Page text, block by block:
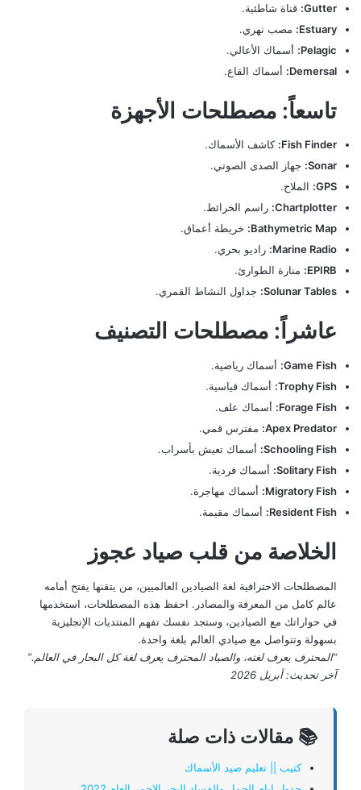
Gutter: قناة شاطئية.
Estuary:
مصب نهري.
Pelagic:
أسماك الأعالي.
Demersal:
أسماك القاع.
تاسعاً: مصطلحات الأجهزة
Fish Finder: كاشف الأسماك.
Sonar: جهاز الصدى الصوتي.
GPS: الملاح.
Chartplotter: راسم الخرائط.
Bathymetric Map:
خريطة أعماق.
Marine Radio: راديو بحري.
EPIRB:
منارة الطوارئ.
Solunar Tables: جداول النشاط القمري.
عاشراً: مصطلحات التصنيف
Game Fish: أسماك رياضية.
Trophy Fish: أسماك قياسية.
Forage Fish:
أسماك علف.
Apex Predator: مفترس قمي.
Schooling Fish: أسماك تعيش بأسراب.
Solitary Fish: أسماك فردية.
Migratory Fish:
أسماك مهاجرة.
Resident Fish:
أسماك مقيمة.
الخلاصة من قلب صياد عجوز
المصطلحات الاحترافية لغة الصيادين العالميين، من يتقنها يفتح أمامه
عالم كامل من المعرفة والمصادر. احفظ هذه المصطلحات، استخدمها
في حواراتك مع الصيادين، وستجد نفسك تفهم المنتديات الإنجليزية
بسهولة وتتواصل مع صيادي العالم بلغة واحدة.
“المحترف يعرف لغته، والصياد المحترف يعرف لغة كل البحار في العالم.”
آخر تحديث: أبريل 2026
📚 مقالات ذات صلة
كتيب || تعليم صيد الأسماك